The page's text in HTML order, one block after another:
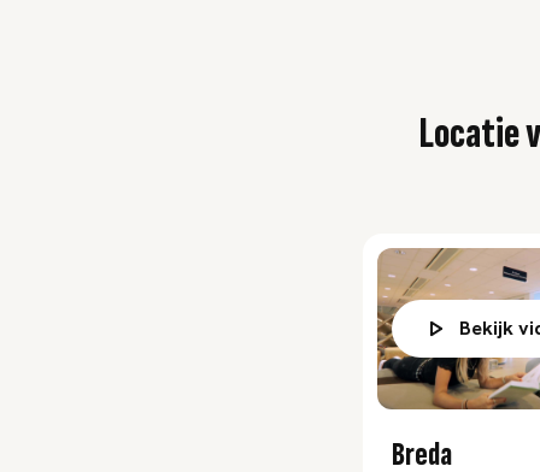
Locatie
Bekijk
Breda